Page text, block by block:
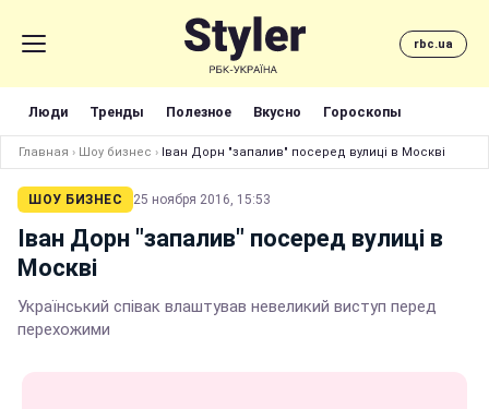
rbc.ua
Люди Тренды Полезное Вкусно Гороскопы
Главная › Шоу бизнес › Іван Дорн "запалив" посеред вулиці в Москві
ШОУ БИЗНЕС 25 ноября 2016, 15:53
Іван Дорн "запалив" посеред вулиці в
Москві
Український співак влаштував невеликий виступ перед
перехожими